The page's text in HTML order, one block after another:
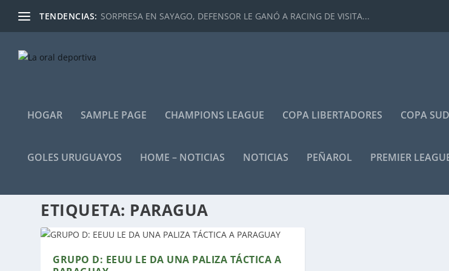
TENDENCIAS: SORPRESA EN SAYAGO, DEFENSOR LE GANÓ A RACING DE VISITA...
HOGAR SAMPLE PAGE CHAMPIONS LEAGUE COPA LIBERTADORES COPA
GOLES URUGUAYOS HOME – NOTICIAS NOTICIAS PEÑAROL PREMIER
ETIQUETA: PARAGUA
GRUPO D: EEUU LE DA UNA PALIZA TÁCTICA A